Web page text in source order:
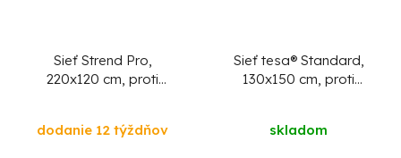
Sieť Strend Pro,
220x120 cm, proti
magnet, čierna
dodanie 12 týždňov
Sieť tesa® Standard,
130x150 cm, proti
skladom